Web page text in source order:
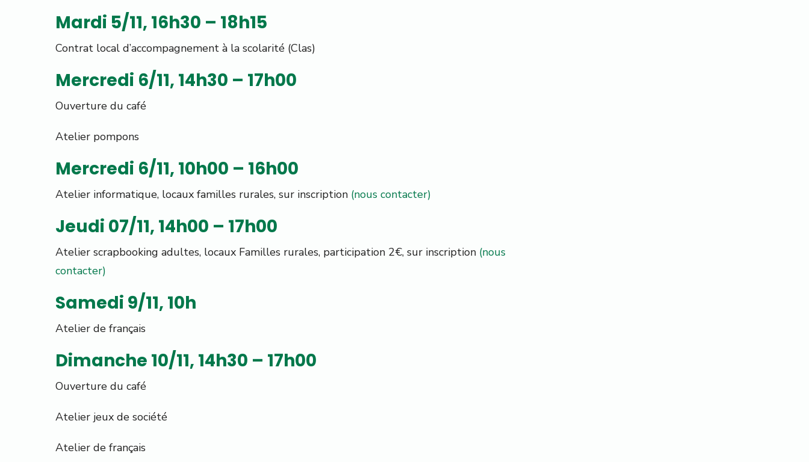
Mardi 5/11, 16h30 – 18h15
Contrat local d’accompagnement à la scolarité (Clas)
Mercredi 6/11, 14h30 – 17h00
Ouverture du café
Atelier pompons
Mercredi 6/11, 10h00 – 16h00
Atelier informatique, locaux familles rurales, sur inscription (nous contacter)
Jeudi 07/11, 14h00 – 17h00
Atelier scrapbooking adultes, locaux Familles rurales, participation 2€, sur inscription (nous
contacter)
Samedi 9/11, 10h
Atelier de français
Dimanche 10/11, 14h30 – 17h00
Ouverture du café
Atelier jeux de société
Atelier de français